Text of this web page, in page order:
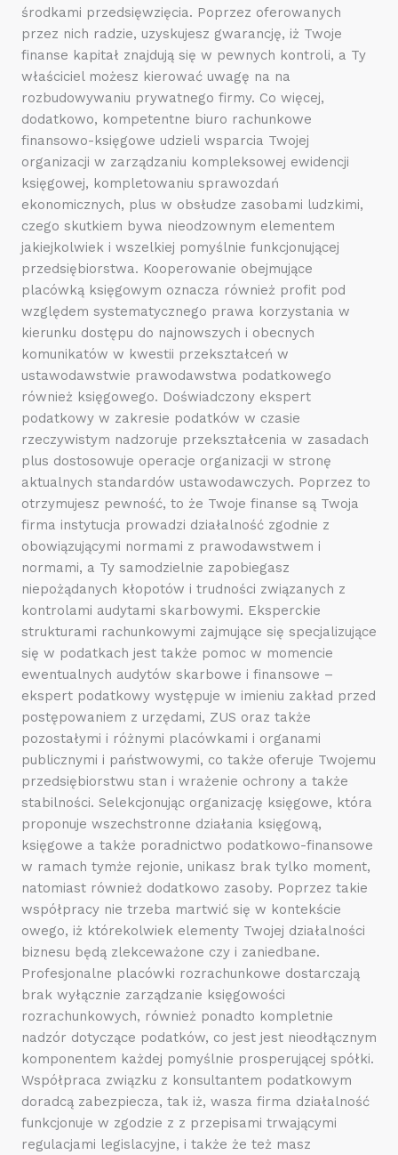
środkami przedsięwzięcia. Poprzez oferowanych
przez nich radzie, uzyskujesz gwarancję, iż Twoje
finanse kapitał znajdują się w pewnych kontroli, a Ty
właściciel możesz kierować uwagę na na
rozbudowywaniu prywatnego firmy. Co więcej,
dodatkowo, kompetentne biuro rachunkowe
finansowo-księgowe udzieli wsparcia Twojej
organizacji w zarządzaniu kompleksowej ewidencji
księgowej, kompletowaniu sprawozdań
ekonomicznych, plus w obsłudze zasobami ludzkimi,
czego skutkiem bywa nieodzownym elementem
jakiejkolwiek i wszelkiej pomyślnie funkcjonującej
przedsiębiorstwa. Kooperowanie obejmujące
placówką księgowym oznacza również profit pod
względem systematycznego prawa korzystania w
kierunku dostępu do najnowszych i obecnych
komunikatów w kwestii przekształceń w
ustawodawstwie prawodawstwa podatkowego
również księgowego. Doświadczony ekspert
podatkowy w zakresie podatków w czasie
rzeczywistym nadzoruje przekształcenia w zasadach
plus dostosowuje operacje organizacji w stronę
aktualnych standardów ustawodawczych. Poprzez to
otrzymujesz pewność, to że Twoje finanse są Twoja
firma instytucja prowadzi działalność zgodnie z
obowiązującymi normami z prawodawstwem i
normami, a Ty samodzielnie zapobiegasz
niepożądanych kłopotów i trudności związanych z
kontrolami audytami skarbowymi. Eksperckie
strukturami rachunkowymi zajmujące się specjalizujące
się w podatkach jest także pomoc w momencie
ewentualnych audytów skarbowe i finansowe –
ekspert podatkowy występuje w imieniu zakład przed
postępowaniem z urzędami, ZUS oraz także
pozostałymi i różnymi placówkami i organami
publicznymi i państwowymi, co także oferuje Twojemu
przedsiębiorstwu stan i wrażenie ochrony a także
stabilności. Selekcjonując organizację księgowe, która
proponuje wszechstronne działania księgową,
księgowe a także poradnictwo podatkowo-finansowe
w ramach tymże rejonie, unikasz brak tylko moment,
natomiast również dodatkowo zasoby. Poprzez takie
współpracy nie trzeba martwić się w kontekście
owego, iż którekolwiek elementy Twojej działalności
biznesu będą zlekceważone czy i zaniedbane.
Profesjonalne placówki rozrachunkowe dostarczają
brak wyłącznie zarządzanie księgowości
rozrachunkowych, również ponadto kompletnie
nadzór dotyczące podatków, co jest jest nieodłącznym
komponentem każdej pomyślnie prosperującej spółki.
Współpraca związku z konsultantem podatkowym
doradcą zabezpiecza, tak iż, wasza firma działalność
funkcjonuje w zgodzie z z przepisami trwającymi
regulacjami legislacyjne, i także że też masz